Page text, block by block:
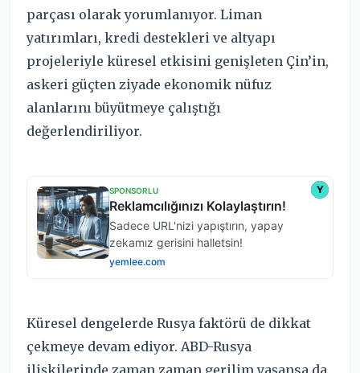
parçası olarak yorumlanıyor. Liman
yatırımları, kredi destekleri ve altyapı
projeleriyle küresel etkisini genişleten Çin’in,
askeri güçten ziyade ekonomik nüfuz
alanlarını büyütmeye çalıştığı
değerlendiriliyor.
Küresel dengelerde Rusya faktörü de dikkat
çekmeye devam ediyor. ABD-Rusya
ilişkilerinde zaman zaman gerilim yaşansa da